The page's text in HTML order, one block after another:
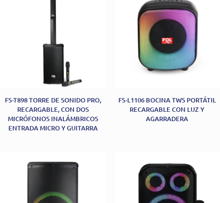
FS-T898 TORRE DE SONIDO PRO,
RECARGABLE, CON DOS
MICRÓFONOS INALÁMBRICOS
ENTRADA MICRO Y GUITARRA
FS-L1106 BOCINA TWS PORTÁTIL
RECARGABLE CON LUZ Y
AGARRADERA